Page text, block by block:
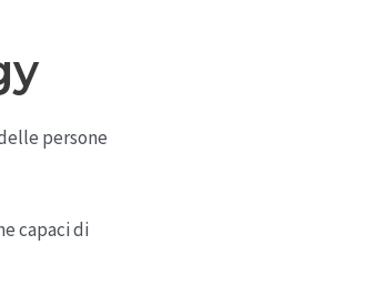
persone
capaci di